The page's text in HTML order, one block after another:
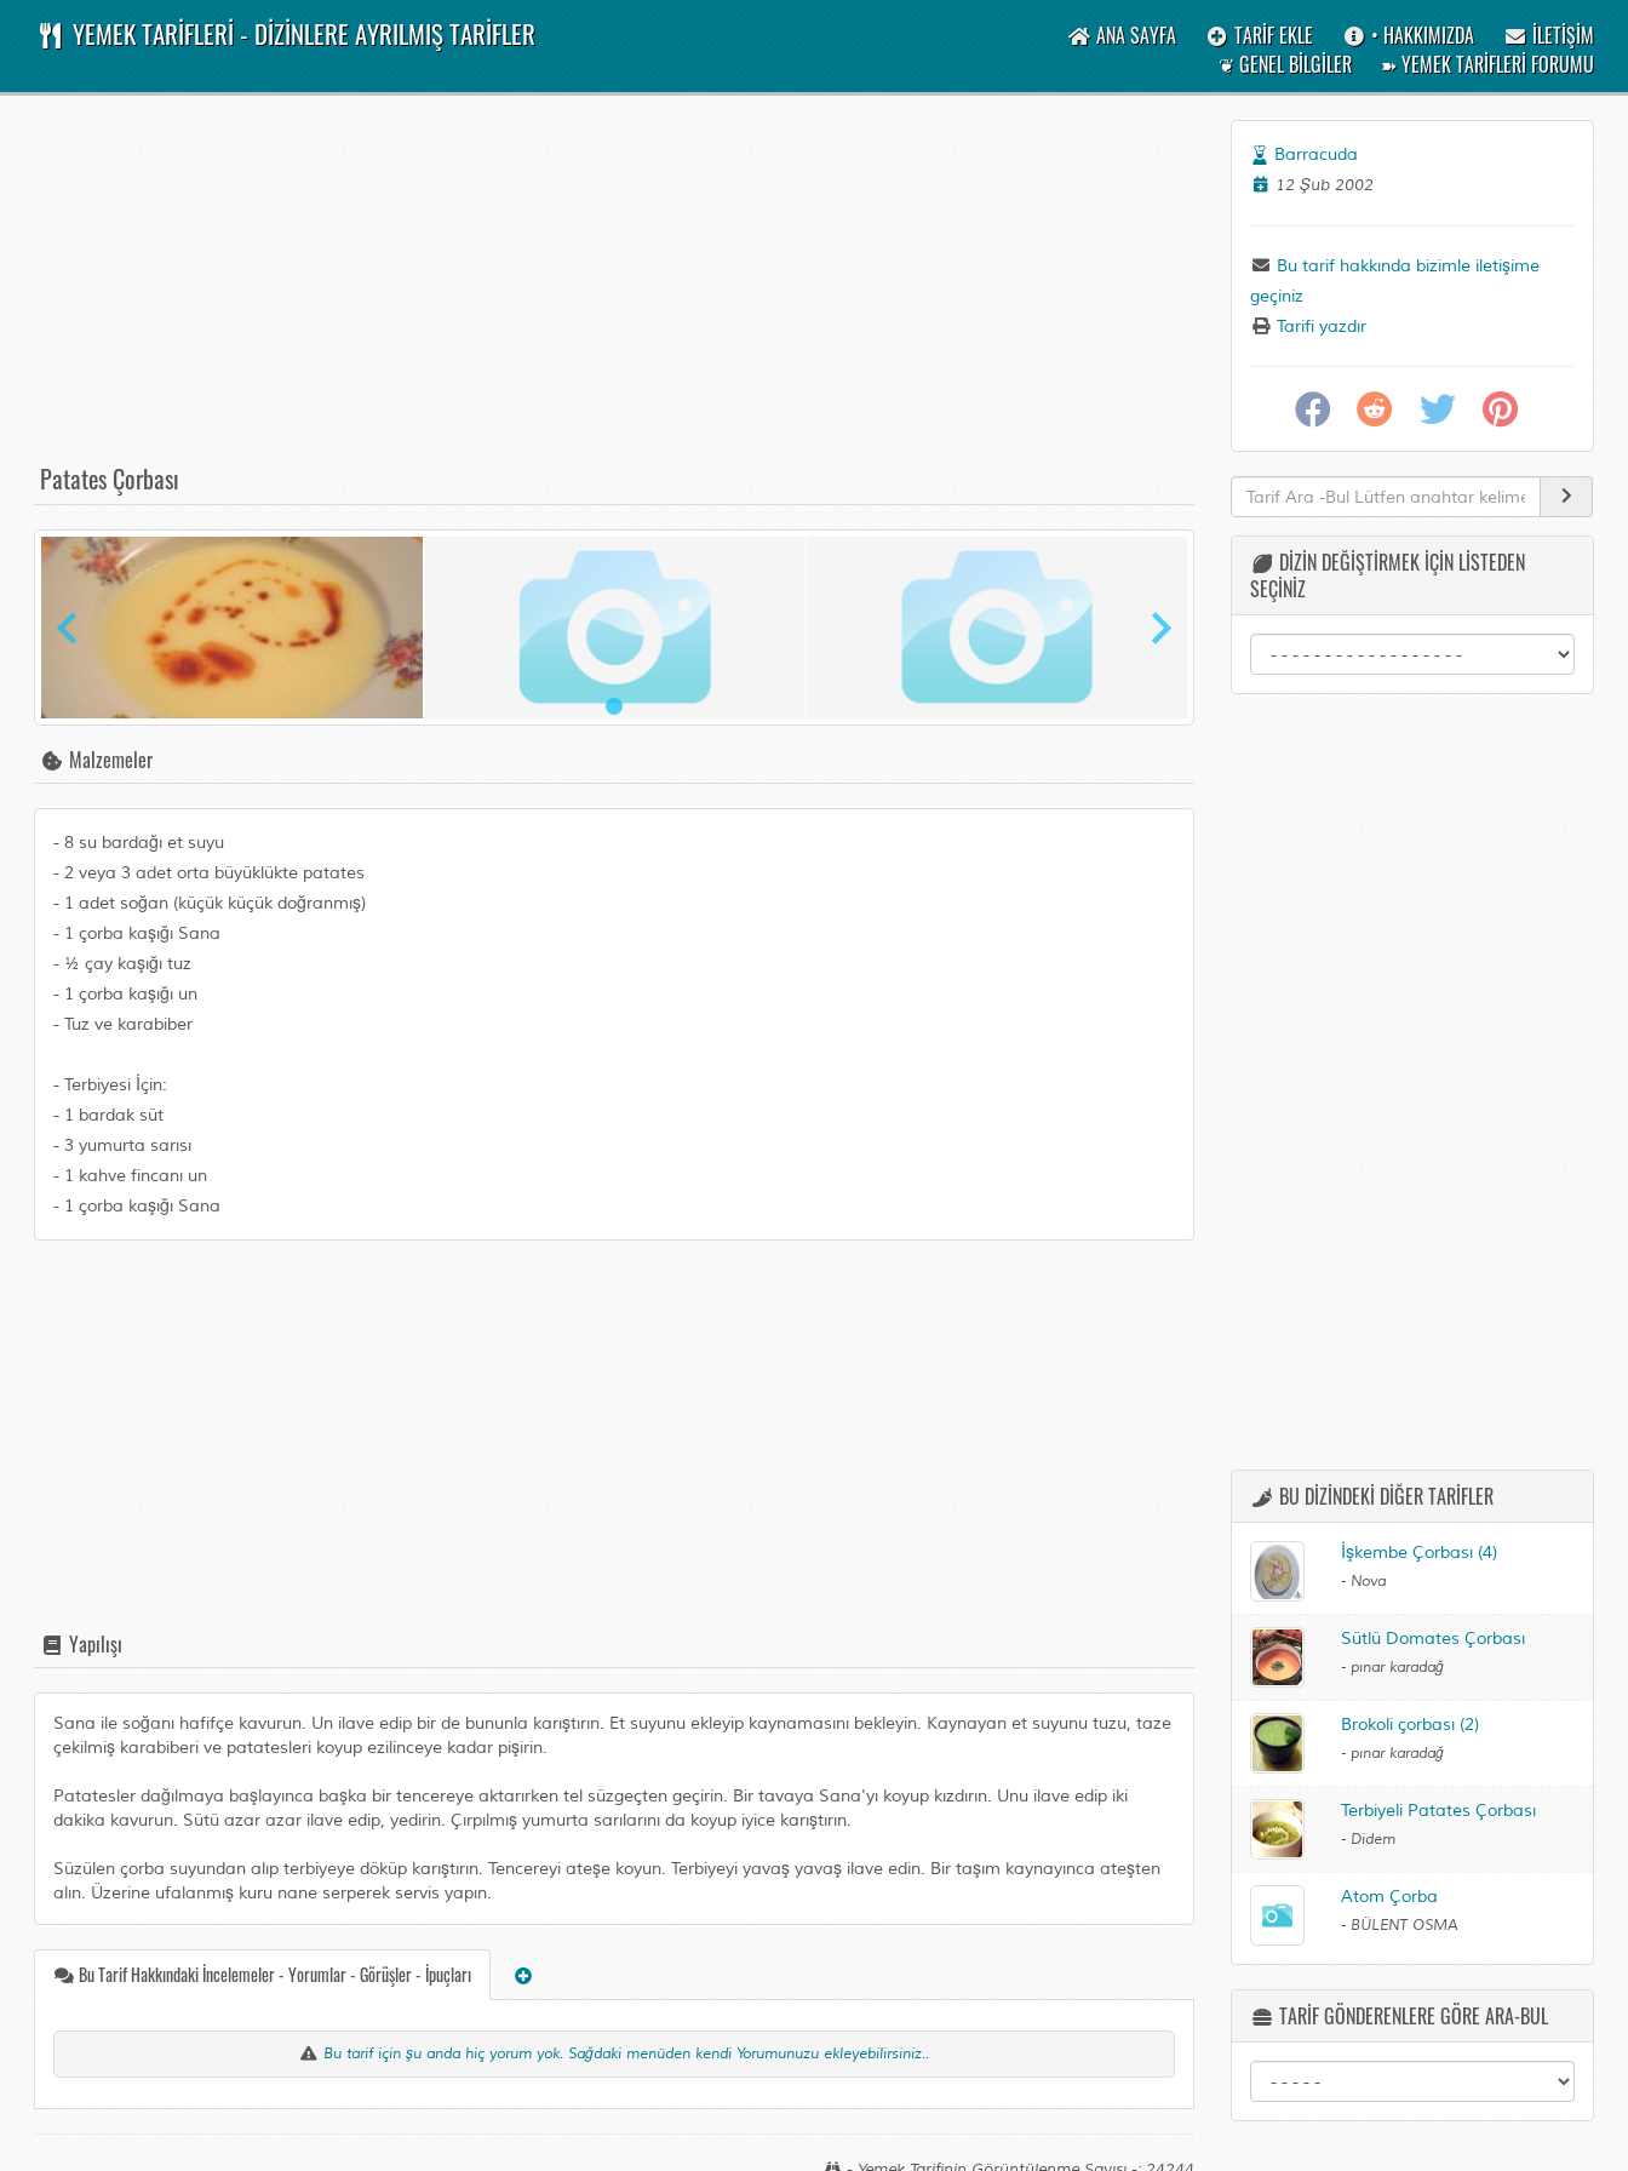
YEMEK TARİFLERİ - DİZİNLERE AYRILMIŞ TARİFLER ANA SAYFA TARİF EKLE • HAKKIMIZDA
İLETİŞİM
❦ GENEL BİLGİLER
➽ YEMEK TARİFLERİ FORUMU
Patates Çorbası
Malzemeler
- 8 su bardağı et suyu
- 2 veya 3 adet orta büyüklükte patates
- 1 adet soğan (küçük küçük doğranmış)
- 1 çorba kaşığı Sana
- ½ çay kaşığı tuz
- 1 çorba kaşığı un
- Tuz ve karabiber
- Terbiyesi İçin:
- 1 bardak süt
- 3 yumurta sarısı
- 1 kahve fincanı un
- 1 çorba kaşığı Sana
Yapılışı
Sana ile soğanı hafifçe kavurun. Un ilave edip bir de bununla karıştırın. Et suyunu ekleyip kaynamasını bekleyin. Kaynayan et suyunu tuzu, taze
çekilmiş karabiberi ve patatesleri koyup ezilinceye kadar pişirin.
Patatesler dağılmaya başlayınca başka bir tencereye aktarırken tel süzgeçten geçirin. Bir tavaya Sana'yı koyup kızdırın. Unu ilave edip iki
dakika kavurun. Sütü azar azar ilave edip, yedirin. Çırpılmış yumurta sarılarını da koyup iyice karıştırın.
Süzülen çorba suyundan alıp terbiyeye döküp karıştırın. Tencereyi ateşe koyun. Terbiyeyi yavaş yavaş ilave edin. Bir taşım kaynayınca ateşten
alın. Üzerine ufalanmış kuru nane serperek servis yapın.
Bu Tarif Hakkındaki İncelemeler - Yorumlar - Görüşler - İpuçları
Bu tarif için şu anda hiç yorum yok. Sağdaki menüden kendi Yorumunuzu ekleyebilirsiniz..
Barracuda
12 Şub 2002
Bu tarif hakkında bizimle iletişime
geçiniz
Tarifi yazdır
DİZİN DEĞİŞTİRMEK İÇİN LİSTEDEN
SEÇİNİZ
BU DİZİNDEKİ DİĞER TARİFLER
İşkembe Çorbası (4)
- Nova
Sütlü Domates Çorbası
- pınar karadağ
Brokoli çorbası (2)
- pınar karadağ
Terbiyeli Patates Çorbası
- Didem
Atom Çorba
- BÜLENT OSMA
TARİF GÖNDERENLERE GÖRE ARA-BUL